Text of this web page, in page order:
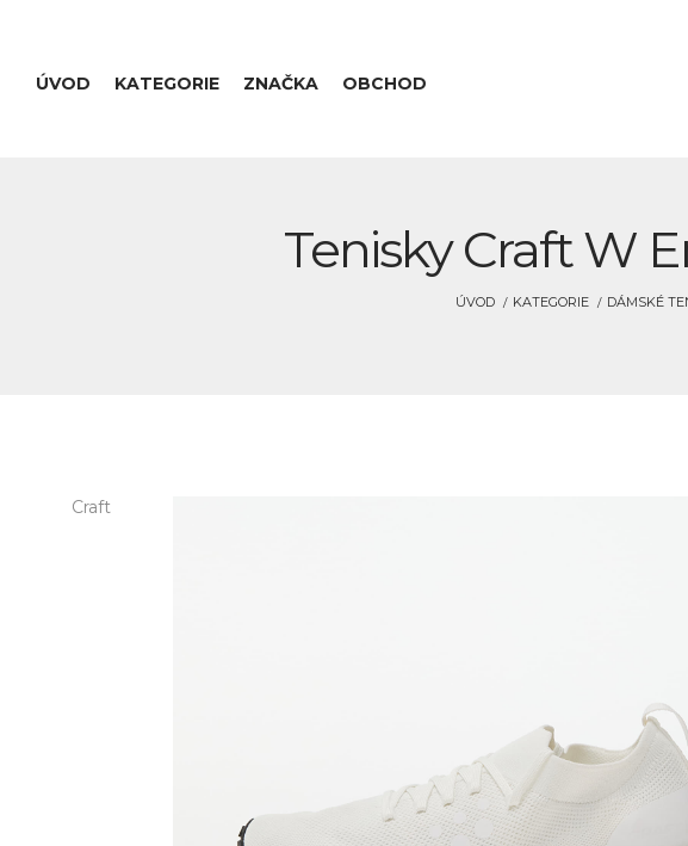
ÚVOD KATEGORIE ZNAČKA OBCHOD
Tenisky Craft W
ÚVOD KATEGORIE DÁMSKÉ
Craft